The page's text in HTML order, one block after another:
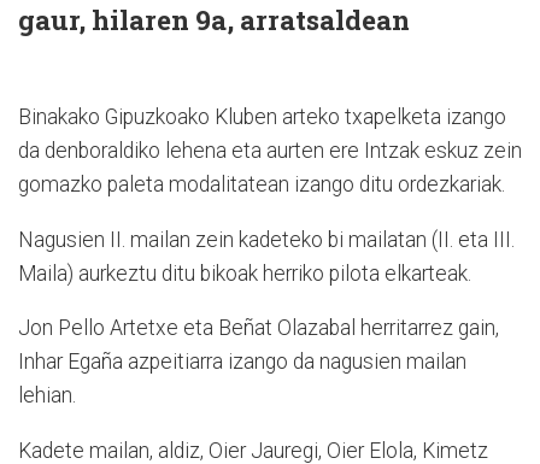
gaur, hilaren 9a, arratsaldean
Binakako Gipuzkoako Kluben arteko txapelketa izango
da denboraldiko lehena eta aurten ere Intzak eskuz zein
gomazko paleta modalitatean izango ditu ordezkariak.
Nagusien II. mailan zein kadeteko bi mailatan (II. eta III.
Maila) aurkeztu ditu bikoak herriko pilota elkarteak.
Jon Pello Artetxe eta Beñat Olazabal herritarrez gain,
Inhar Egaña azpeitiarra izango da nagusien mailan
lehian.
Kadete mailan, aldiz, Oier Jauregi, Oier Elola, Kimetz